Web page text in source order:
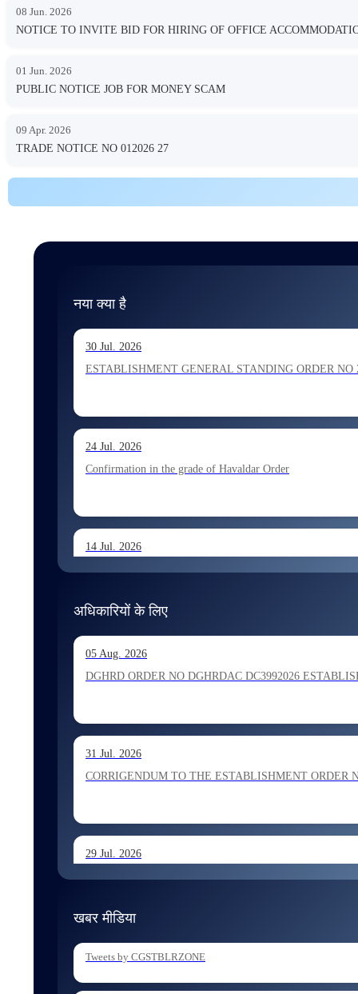
08 Jun. 2026
NOTICE TO INVITE BID FOR HIRING OF OFFICE
01 Jun. 2026
PUBLIC NOTICE JOB FOR MONEY SCAM
09 Apr. 2026
TRADE NOTICE NO 012026 27
नया क्या है
30 Jul. 2026
ESTABLISHMENT GENERAL STANDING ORDER NO
24 Jul. 2026
Confirmation in the grade of Havaldar Order
14 Jul. 2026
13 Jul. 2026
Allocation of Inspector recommended for appointment by
13 Jul. 2026
Allocation of Executive Assistant recommended for
अधिकारियों के लिए
05 Aug. 2026
DGHRD ORDER NO DGHRDAC DC3992026
31 Jul. 2026
CORRIGENDUM TO THE ESTABLISHMENT ORDER
29 Jul. 2026
29 Jul. 2026
खबर मीडिया
Tweets by CGSTBLRZONE